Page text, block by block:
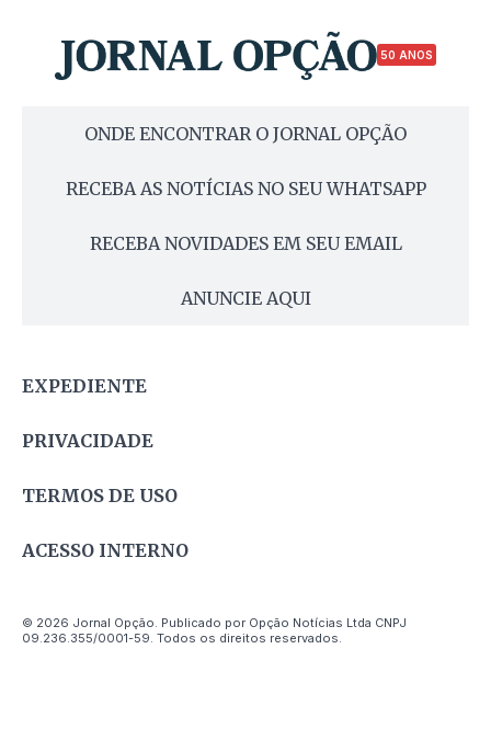
50 ANOS
ONDE ENCONTRAR O JORNAL OPÇÃO
RECEBA AS NOTÍCIAS NO SEU WHATSAPP
RECEBA NOVIDADES EM SEU EMAIL
ANUNCIE AQUI
EXPEDIENTE
PRIVACIDADE
TERMOS DE USO
ACESSO INTERNO
© 2026 Jornal Opção. Publicado por Opção Notícias Ltda CNPJ
09.236.355/0001-59. Todos os direitos reservados.